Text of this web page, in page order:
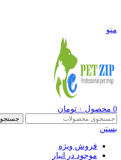
منو
0 محصول ۰ تومان
جستجو
بستن
فروش ویژه
موجود در انبار